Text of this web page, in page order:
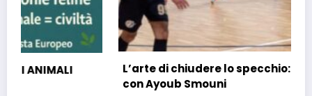
di chiudere lo specchio: due chiacchiere
Risò,